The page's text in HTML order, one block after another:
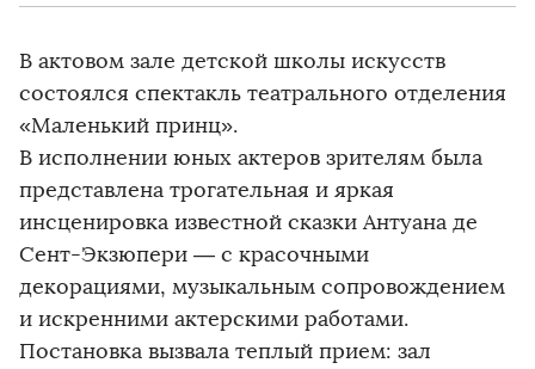
В актовом зале детской школы искусств
состоялся спектакль театрального отделения
«Маленький принц».
В исполнении юных актеров зрителям была
представлена трогательная и яркая
инсценировка известной сказки Антуана де
Сент-Экзюпери — с красочными
декорациями, музыкальным сопровождением
и искренними актерскими работами.
Постановка вызвала теплый прием: зал